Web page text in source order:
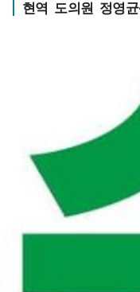
현역 도의원 정영